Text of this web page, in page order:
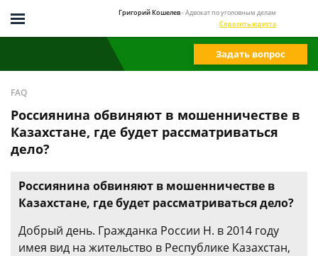
Григорий Кошелев- Адвокат по уголовным делам
Спросить юриста
Задать вопрос
FAQ
Россиянина обвиняют в мошенничестве в
Казахстане, где будет рассматриваться
дело?
Россиянина обвиняют в мошенничестве в
Казахстане, где будет рассматриваться дело?
Добрый день. Гражданка России Н. в 2014 году
имея вид на жительство в Республике Казахстан,